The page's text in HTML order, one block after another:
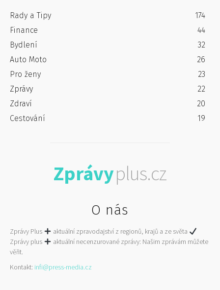
Rady a Tipy
174
Finance
44
Bydlení
32
Auto Moto
26
Pro ženy
23
Zprávy
22
Zdraví
20
Cestování
19
Zprávyplus.cz
O nás
Zprávy Plus
aktuální zpravodajství z regionů, krajů a ze světa
Zprávy plus
aktuální necenzurované zprávy: Našim zprávám můžete
věřit.
Kontakt: infi@press-media.cz